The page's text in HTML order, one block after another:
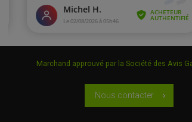
Marchand approuvé par la Société des Avis
Nous contacter chevron_right